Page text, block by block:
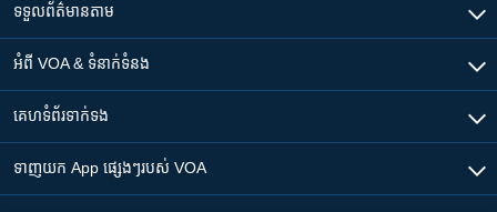
ទទួល​ព័ត៌មាន​តាម
អំពី​ VOA & ទំនាក់ទំនង
គេហទំព័រ​​ទាក់ទង
ទាញយក​ App ផ្សេងៗ​របស់​ VOA